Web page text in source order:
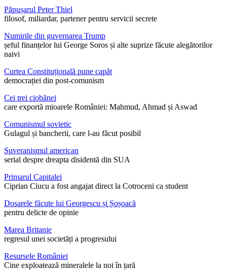
Păpușarul Peter Thiel
filosof, miliardar, partener pentru servicii secrete
Numirile din guvernarea Trump
șeful finanțelor lui George Soros și alte suprize făcute alegătorilor
naivi
Curtea Constituțională pune capăt
democrației din post-comunism
Cei trei ciobănei
care exportă mioarele României: Mahmud, Ahmad și Aswad
Comunismul sovietic
Gulagul și bancherii, care l-au făcut posibil
Suveranismul american
serial despre dreapta disidentă din SUA
Primarul Capitalei
Ciprian Ciucu a fost angajat direct la Cotroceni ca student
Dosarele făcute lui Georgescu și Șoșoacă
pentru delicte de opinie
Marea Britanie
regresul unei societăți a progresului
Resursele României
Cine exploatează mineralele la noi în țară